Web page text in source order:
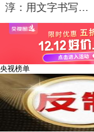
淳：用文字书写人
生 用奋斗和乐观
回报父母36年悉心
央视榜单